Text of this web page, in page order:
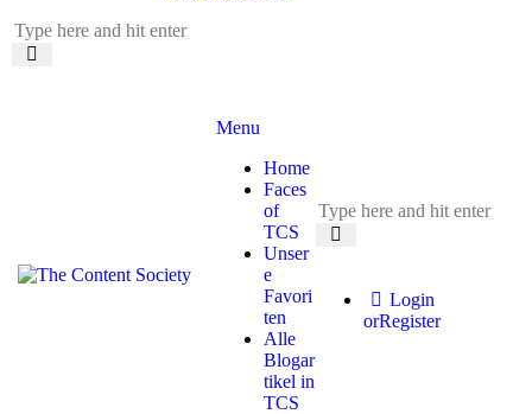
Menu
Home
Faces
of
TCS
Unser
e
Favori
ten
Alle
Blogar
tikel in
TCS
Login
orRegister